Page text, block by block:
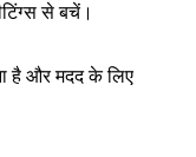
से बचें।
है और मदद के लिए